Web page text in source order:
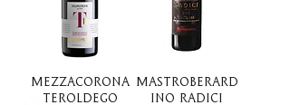
Mezzacorona
Teroldego
Mastroberard
ino Radici